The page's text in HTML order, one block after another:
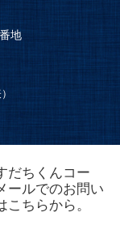
地
だちくんコー
ールでのお問い
こちらから。